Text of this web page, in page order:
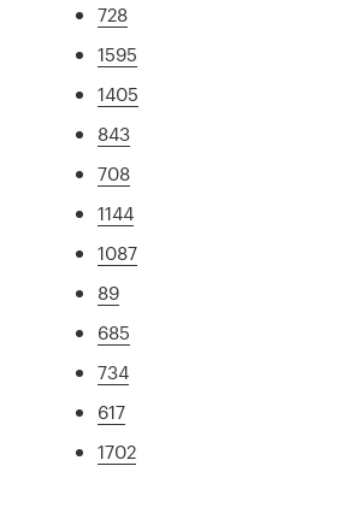
728
1595
1405
843
708
1144
1087
89
685
734
617
1702